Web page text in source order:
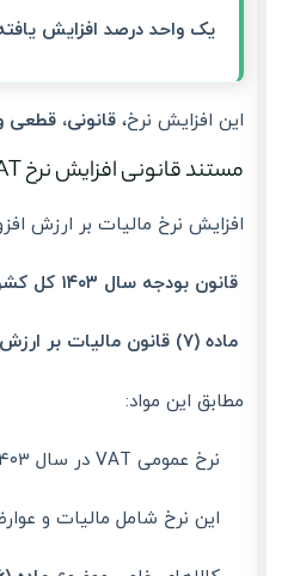
یک واحد درصد افزایش یافته و از ۹ درصد به ۱۰ درصد
این افزایش نرخ،قانونی، قطعی و
مستند قانونی افزایش نرخ VAT در سال ۱۴۰۳
افزایش نرخ مالیات بر ارزش
قانون بودجه سال ۱۴۰۳ کل کشور
ماده (۷) قانون مالیات بر ارزش افزوده
مطابق این مواد:
نرخ عمومی VAT در سال ۱۴۰۳ برابر
این نرخ شامل مالیات و